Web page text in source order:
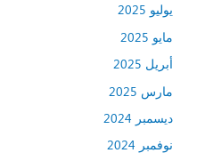
يوليو 2025
مايو 2025
أبريل 2025
مارس 2025
ديسمبر 2024
نوفمبر 2024